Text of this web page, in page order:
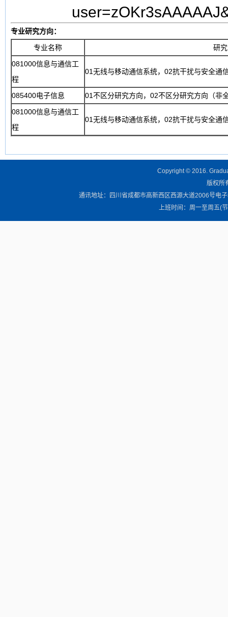
专业研究方向：
专业名称
研
081000信息与通信工
程
01无线与移动通信系统，02抗干扰与安全通
085400电子信息
01不区分研究方向，02不区分研究方向（非
081000信息与通信工
程
01无线与移动通信系统，02抗干扰与安全通
Copyright © 2016.
版权所
通讯地址：四川省成都市高新西区西源大道2006号电
上班时间：周一至周五(